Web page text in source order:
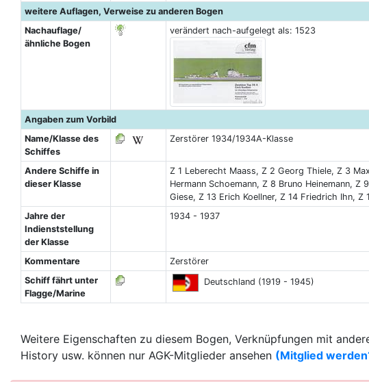
weitere Auflagen, Verweise zu anderen Bogen
Nachauflage/
ähnliche Bogen
verändert nach-aufgelegt als: 1523
Angaben zum Vorbild
Name/Klasse des
Schiffes
Zerstörer 1934/1934A-Klasse
Andere Schiffe in
dieser Klasse
Z 1 Leberecht Maass, Z 2 Georg Thiele, Z 3
Hermann Schoemann, Z 8 Bruno Heinemann,
Giese, Z 13 Erich Koellner, Z 14 Friedrich Ihn,
Jahre der
Indienststellung
der Klasse
1934 - 1937
Kommentare
Zerstörer
Schiff fährt unter
Flagge/Marine
Deutschland (1919 - 1945)
Weitere Eigenschaften zu diesem Bogen, Verknüpfungen mit
History usw. können nur AGK-Mitglieder ansehen (Mitglied